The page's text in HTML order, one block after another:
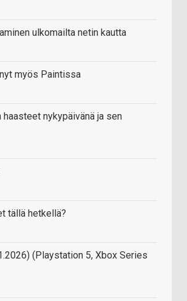
ulkomailta netin kautta
myös Paintissa
haasteet nykypäivänä ja sen
tällä hetkellä?
(Playstation 5, Xbox Series